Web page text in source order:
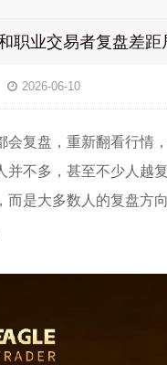
职业交易者复盘差距
2026-06-10
会复盘，重新翻看行情
不多，甚至不少人越
而是大多数人的复盘方